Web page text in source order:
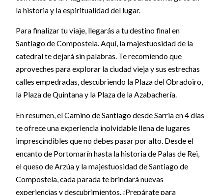
la historia y la espiritualidad del lugar.
Para finalizar tu viaje, llegarás a tu destino final en
Santiago de Compostela. Aquí, la majestuosidad de la
catedral te dejará sin palabras. Te recomiendo que
aproveches para explorar la ciudad vieja y sus estrechas
calles empedradas, descubriendo la Plaza del Obradoiro,
la Plaza de Quintana y la Plaza de la Azabachería.
En resumen, el Camino de Santiago desde Sarria en 4 días
te ofrece una experiencia inolvidable llena de lugares
imprescindibles que no debes pasar por alto. Desde el
encanto de Portomarín hasta la historia de Palas de Rei,
el queso de Arzúa y la majestuosidad de Santiago de
Compostela, cada parada te brindará nuevas
experiencias y descubrimientos. ¡Prepárate para